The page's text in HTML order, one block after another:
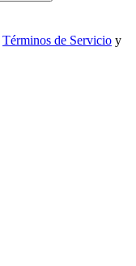
Términos de Servicio y